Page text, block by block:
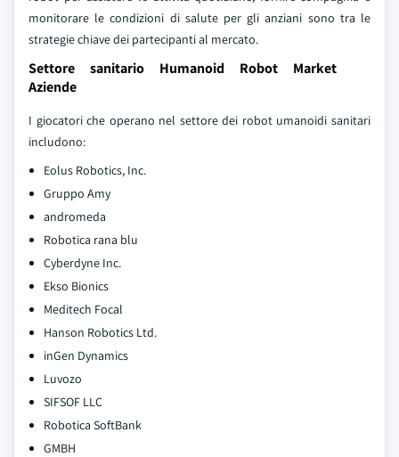
monitorare le condizioni di salute per gli anziani sono tra le
strategie chiave dei partecipanti al mercato.
Settore sanitario Humanoid Robot Market
Aziende
I giocatori che operano nel settore dei robot umanoidi sanitari
includono:
Eolus Robotics, Inc.
Gruppo Amy
andromeda
Robotica rana blu
Cyberdyne Inc.
Ekso Bionics
Meditech Focal
Hanson Robotics Ltd.
inGen Dynamics
Luvozo
SIFSOF LLC
Robotica SoftBank
GMBH